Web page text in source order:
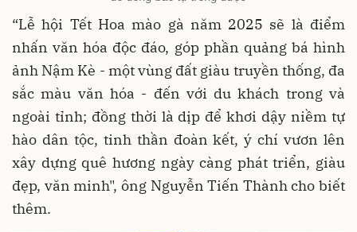
“Lễ hội Tết Hoa mào gà năm 2025 sẽ là điểm
nhấn văn hóa độc đáo, góp phần quảng bá hình
ảnh Nậm Kè - một vùng đất giàu truyền thống, đa
sắc màu văn hóa - đến với du khách trong và
ngoài tỉnh; đồng thời là dịp để khơi dậy niềm tự
hào dân tộc, tinh thần đoàn kết, ý chí vươn lên
xây dựng quê hương ngày càng phát triển, giàu
đẹp, văn minh", ông Nguyễn Tiến Thành cho biết
thêm.